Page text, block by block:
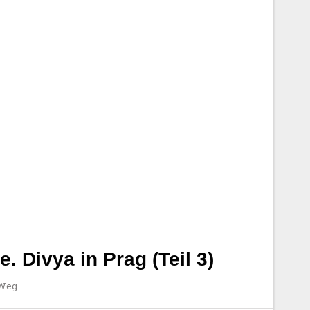
Divya in Prag (Teil 3)